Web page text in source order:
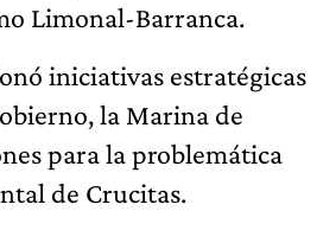
Limonal-Barranca.
iniciativas estratégicas
la Marina de
para la problemática
de Crucitas.